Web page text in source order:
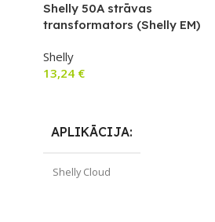
Shelly 50A strāvas
transformators (Shelly EM)
Shelly
13,24 €
APLIKĀCIJA
Shelly Cloud